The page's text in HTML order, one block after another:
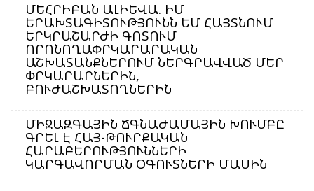
ՄԵՀՐԻԲԱՆ ԱԼԻԵՎԱ. ԻՄ
ԵՐԱԽՏԱԳԻՏՈՒԹՅՈՒՆՆ ԵՄ ՀԱՅՏՆՈՒՄ
ԵՐԿՐԱՇԱՐԺԻ ԳՈՏՈՒՄ
ՈՐՈՆՈՂԱՓՐԿԱՐԱՐԱԿԱՆ
ԱՇԽԱՏԱՆՔՆԵՐՈՒՄ ՆԵՐԳՐԱՎՎԱԾ ՄԵՐ
ՓՐԿԱՐԱՐՆԵՐԻՆ,
ԲՈՒԺԱՇԽԱՏՈՂՆԵՐԻՆ
ՄԻՋԱԶԳԱՅԻՆ ՃԳՆԱԺԱՄԱՅԻՆ ԽՈՒՄԲԸ
ԳՐԵԼ Է ՀԱՅ-ԹՈՒՐՔԱԿԱՆ
ՀԱՐԱԲԵՐՈՒԹՅՈՒՆՆԵՐԻ
ԿԱՐԳԱՎՈՐՄԱՆ ՕԳՈՒՏՆԵՐԻ ՄԱՍԻՆ